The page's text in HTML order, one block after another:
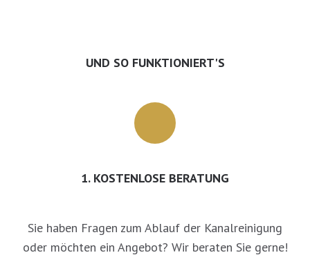
UND SO FUNKTIONIERT'S
1. KOSTENLOSE BERATUNG
Sie haben Fragen zum Ablauf der Kanalreinigung
oder möchten ein Angebot? Wir beraten Sie gerne!